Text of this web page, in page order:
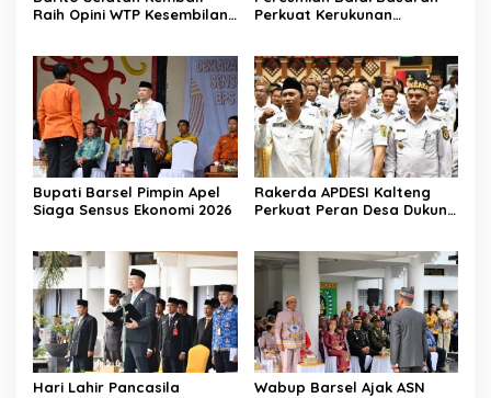
Raih Opini WTP Kesembilan
Perkuat Kerukunan
Bupati Barsel Pimpin Apel
Siaga Sensus Ekonomi 2026
Rakerda APDESI Kalteng
Perkuat Peran Desa Dukung
Hari Lahir Pancasila
Wabup Barsel Ajak ASN